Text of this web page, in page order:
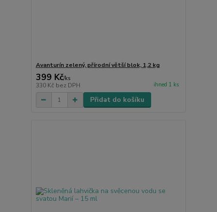
Avanturín zelený, přírodní větší blok, 1,2 kg
399 Kč/ks
330 Kč bez DPH ihned 1 ks
Přidat do košíku